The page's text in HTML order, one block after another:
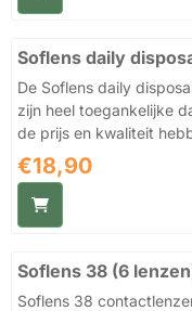
wisselen tussen een
daardoor ideaal voor dagelijks
Zone Progressiv...
Soflens daily
De Soflens daily disposable daglenzen van Bausch en Lomb
zijn heel toegankelijke
de prijs en kwaliteit
Lomb daglenzen is dat
lenzen zijn en dit houdt
over de hele lens
(vertekeningen)
Prijs: 18,90
€18,90
Soflens 38 (6
Soflens 38